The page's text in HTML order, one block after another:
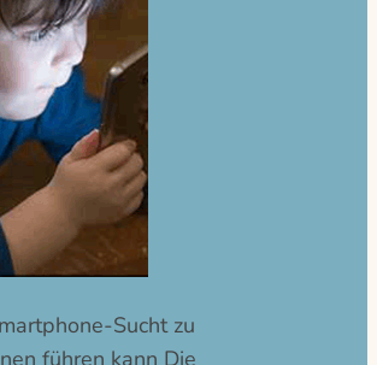
Sucht zu
führen kann Die